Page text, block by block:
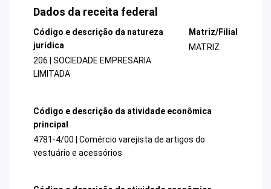
Dados da receita federal
Código e descrição da natureza
jurídica
206 | SOCIEDADE EMPRESARIA
LIMITADA
Matriz/Filial
MATRIZ
Código e descrição da atividade econômica
principal
4781-4/00 | Comércio varejista de artigos do
vestuário e acessórios